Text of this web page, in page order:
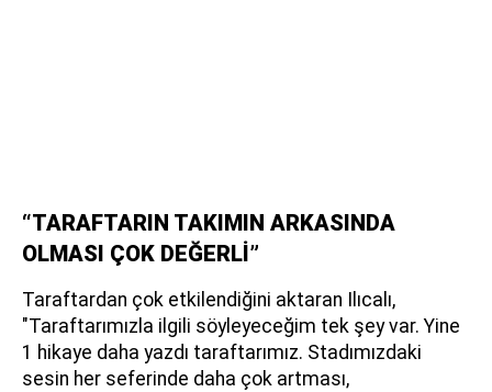
“TARAFTARIN TAKIMIN ARKASINDA
OLMASI ÇOK DEĞERLİ”
Taraftardan çok etkilendiğini aktaran Ilıcalı,
"Taraftarımızla ilgili söyleyeceğim tek şey var. Yine
1 hikaye daha yazdı taraftarımız. Stadımızdaki
sesin her seferinde daha çok artması,